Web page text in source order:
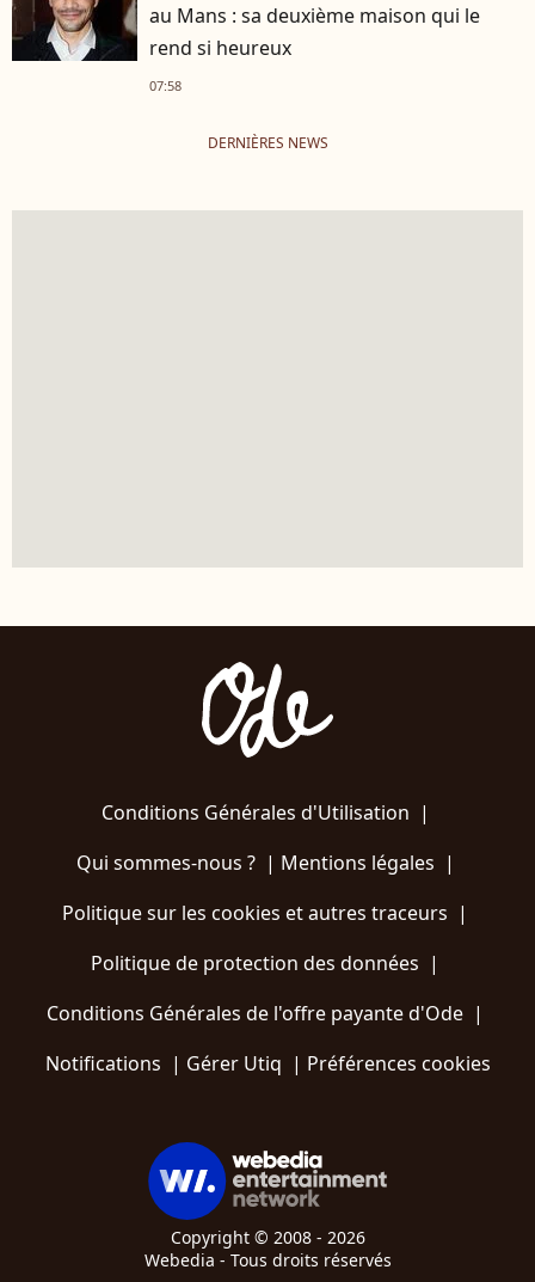
au Mans : sa deuxième maison qui le
rend si heureux
07:58
DERNIÈRES NEWS
Conditions Générales d'Utilisation |
Qui sommes-nous ?| Mentions légales |
Politique sur les cookies et autres traceurs |
Politique de protection des données |
Conditions Générales de l'offre payante d'Ode |
Notifications | Gérer Utiq | Préférences cookies
Copyright © 2008 - 2026
Webedia - Tous droits réservés